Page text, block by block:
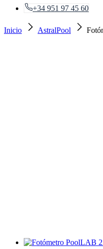
+34 951 97 45 60
Inicio AstralPool